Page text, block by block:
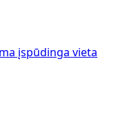
įspūdinga vieta